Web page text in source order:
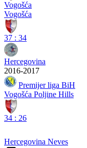
Vogošća
Vogošća
37 : 34
Hercegovina
2016-2017
Premijer liga BiH
Vogošća Poljine Hills
34 : 26
Hercegovina Neves